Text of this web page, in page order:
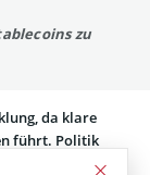
zu
da klare
führt. Politik
und